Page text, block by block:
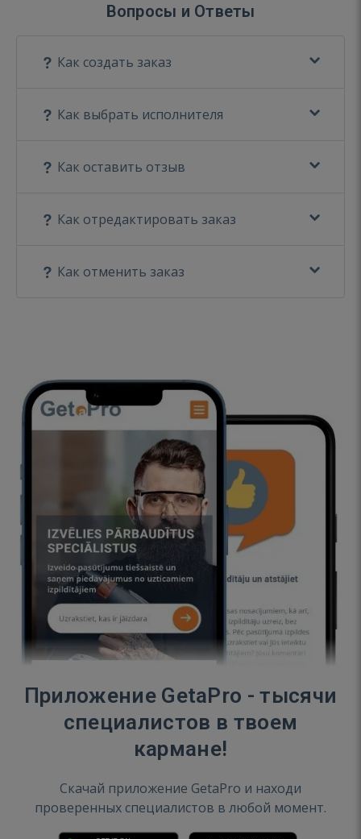
Вопросы и Ответы
Как создать заказ
Как выбрать исполнителя
Как оставить отзыв
Как отредактировать заказ
Как отменить заказ
Приложение GetaPro - тысячи
специалистов в твоем
кармане!
Скачай приложение GetaPro и находи
проверенных специалистов в любой момент.